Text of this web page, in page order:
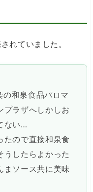
れていました。
和泉食品パロマ
プラザへしかしお
ない…
たので直接和泉食
うしたらよかった
まソース共に美味